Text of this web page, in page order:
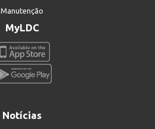
Manutenção
MyLDC
Notícias